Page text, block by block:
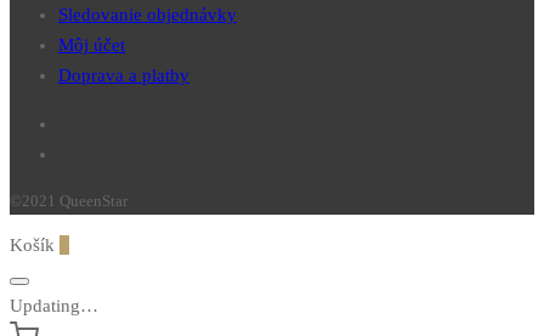
Sledovanie objednávky
Môj účet
Doprava a platby
©2021 QueenStar
Košík
Updating…